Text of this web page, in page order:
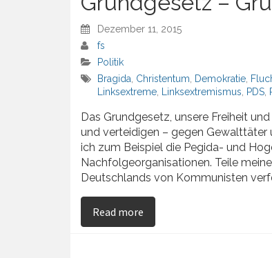
Dezember 11, 2015
fs
Politik
Bragida Christentum Demokratie
Linksextreme
Linksextremismus PDS
Das Grundgesetz, unsere Freiheit
und verteidigen – gegen Gewalttäter
ich zum Beispiel die Pegida- und
Nachfolgeorganisationen. Teile
Deutschlands von Kommunisten
Read more